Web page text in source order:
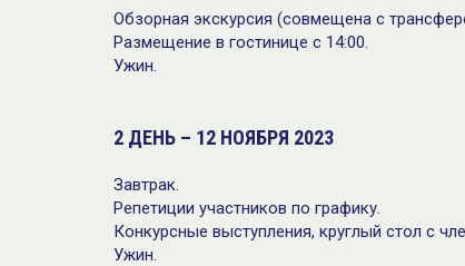
Обзорная экскурсия (совмещена с
Размещение в гостинице с 14:00.
Ужин.
2 ДЕНЬ – 12 НОЯБРЯ 2023
Завтрак.
Репетиции участников по графику.
Конкурсные выступления, круглый стол с
Ужин.